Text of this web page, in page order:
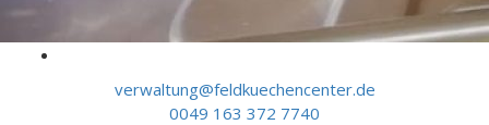
verwaltung@feldkuechencenter.de
0049 163 372 7740